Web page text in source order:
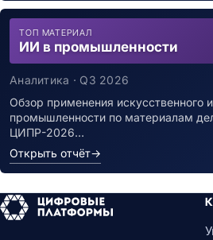
ТОП МАТЕРИАЛ
ИИ в промышленности
Аналитика · Q3 2026
Обзор применения искусственного
промышленности по материалам
ЦИПР-2026…
Открыть отчёт→